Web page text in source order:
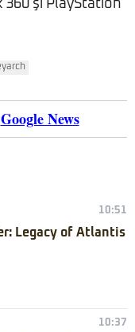
360 şi PlayStation
Google News
10:51
Legacy of Atlantis
10:37